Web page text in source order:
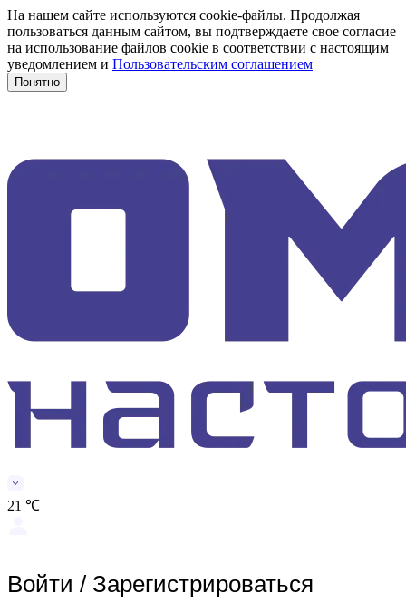
На нашем сайте используются cookie-файлы. Продолжая
пользоваться данным сайтом, вы подтверждаете свое согласие
на использование файлов cookie в соответствии с настоящим
уведомлением и Пользовательским соглашением
Понятно
21 ℃
Войти / Зарегистрироваться